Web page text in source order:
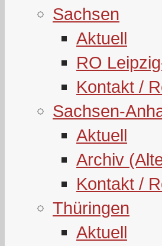
Sachsen
Aktuell
RO
Kontakt /
Sachsen-
Aktuell
Archiv
Kontakt /
Thüringen
Aktuell